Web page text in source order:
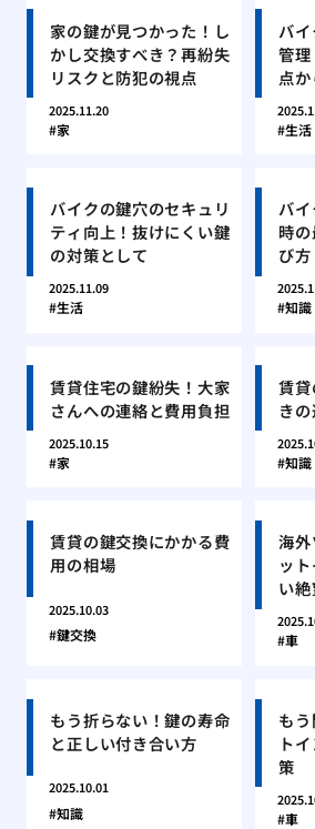
家の鍵が見つかった！し
かし交換すべき？再紛失
リスクと防犯の視点
2025.11.20
家
バ
管
点か
生活
バイクの鍵穴のセキュリ
ティ向上！抜けにくい鍵
の対策として
2025.11.09
生活
バ
時
び方
知識
賃貸住宅の鍵紛失！大家
さんへの連絡と費用負担
2025.10.15
家
賃
き
知識
賃貸の鍵交換にかかる費
用の相場
2025.10.03
鍵交換
海
ッ
い
車
もう折らない！鍵の寿命
と正しい付き合い方
2025.10.01
知識
も
ト
策
車